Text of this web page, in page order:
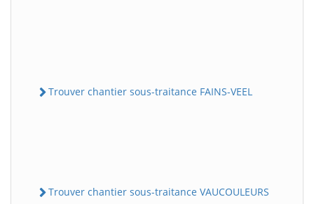
Trouver chantier sous-traitance FAINS-VEEL
Trouver chantier sous-traitance VAUCOULEURS